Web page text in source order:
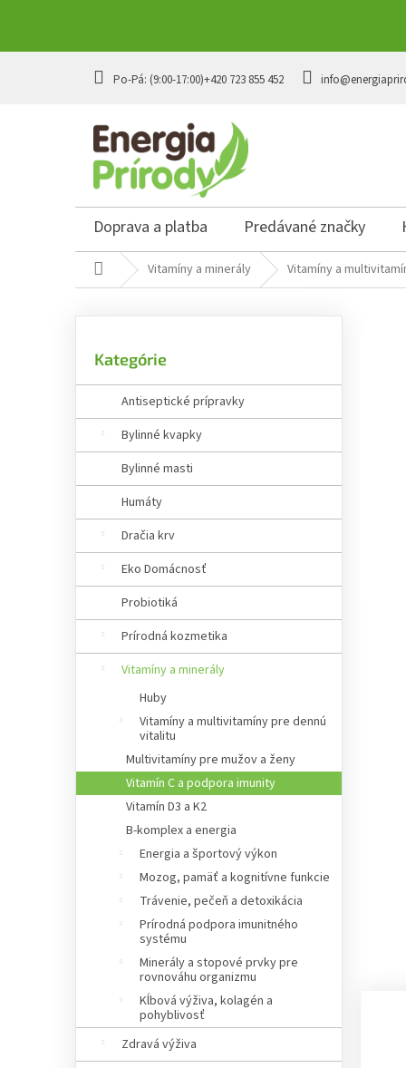
+420 723 855 452
Doprava a platba Predávané značky
DomovVitamíny a minerály Vitamíny a
o
a
e
kategórie
Kategórie
Antiseptické prípravky
Bylinné kvapky
Bylinné masti
Humáty
Dračia krv
Eko Domácnosť
Probiotiká
Prírodná kozmetika
Vitamíny a minerály
Huby
Vitamíny a multivitamíny pre dennú
vitalitu
Multivitamíny pre mužov a ženy
Vitamín C a podpora imunity
Vitamín D3 a K2
B-komplex a energia
Energia a športový výkon
Mozog, pamäť a kognitívne funkcie
Trávenie, pečeň a detoxikácia
Prírodná podpora imunitného
systému
Minerály a stopové prvky pre
rovnováhu organizmu
Kĺbová výživa, kolagén a
pohyblivosť
Zdravá výživa